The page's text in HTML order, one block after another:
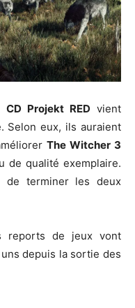
CD Projekt RED vient
Selon eux, ils auraient
The Witcher 3
de qualité exemplaire.
de terminer les deux
reports de jeux vont
depuis la sortie des